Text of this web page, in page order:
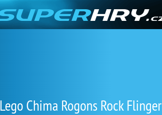
Lego Chima Rogons Rock Flinger